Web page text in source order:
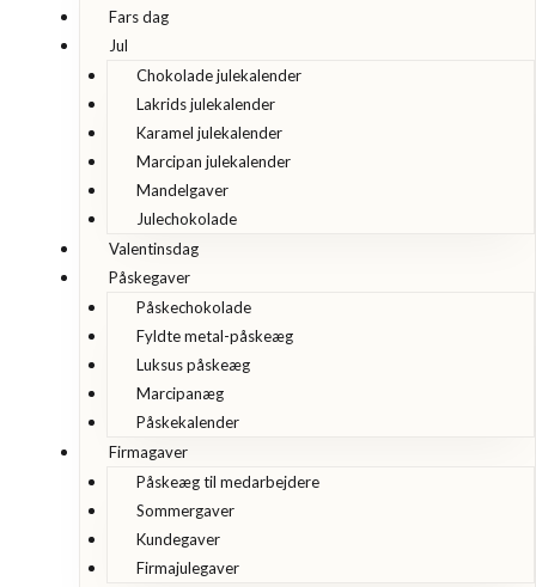
Fars dag
Jul
Chokolade julekalender
Lakrids julekalender
Karamel julekalender
Marcipan julekalender
Mandelgaver
Julechokolade
Valentinsdag
Påskegaver
Påskechokolade
Fyldte metal-påskeæg
Luksus påskeæg
Marcipanæg
Påskekalender
Firmagaver
Påskeæg til medarbejdere
Sommergaver
Kundegaver
Firmajulegaver